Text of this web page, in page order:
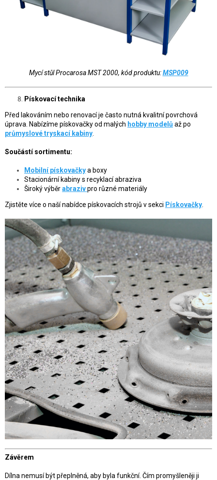
Mycí stůl Procarosa MST 2000, kód produktu:MSP009
Pískovací technika
Před lakováním nebo renovací je často nutná kvalitní povrchová
úprava. Nabízíme pískovačky od malých hobby modelůaž po
průmyslové tryskací kabiny
Součástí sortimentu:
Mobilní pískovačkya boxy
Stacionární kabiny s recyklací abraziva
Široký výběrabrazivpro různé materiály
Zjistěte více o naší nabídce pískovacích strojů v sekci Pískovačky
Závěrem
Dílna nemusí být přeplněná, aby byla funkční. Čím promyšleněji ji